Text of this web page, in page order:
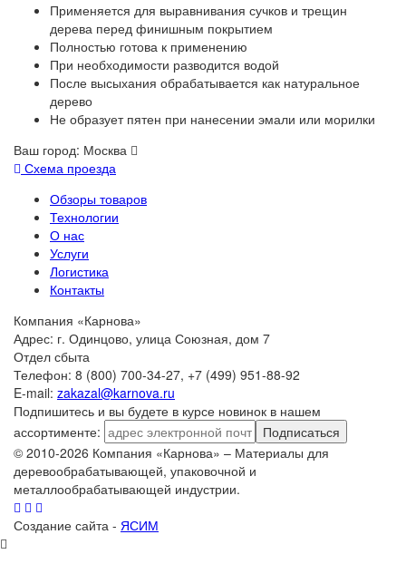
Применяется для выравнивания сучков и трещин
дерева перед финишным покрытием
Полностью готова к применению
При необходимости разводится водой
После высыхания обрабатывается как натуральное
дерево
Не образует пятен при нанесении эмали или морилки
Ваш город: Москва
Схема проезда
Обзоры товаров
Технологии
О нас
Услуги
Логистика
Контакты
Компания «Карнова»
Адрес: г. Одинцово, улица Союзная, дом 7
Отдел сбыта
Телефон: 8 (800) 700-34-27, +7 (499) 951-88-92
E-mail: zakazal@karnova.ru
Подпишитесь и вы будете в курсе новинок в нашем
ассортименте:
Подписаться
© 2010-2026 Компания «Карнова» – Материалы для
деревообрабатывающей, упаковочной и
металлообрабатывающей индустрии.
Создание сайта - ЯСИМ